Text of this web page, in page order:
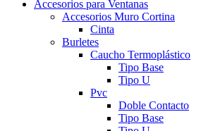
Accesorios para Ventanas
Accesorios Muro Cortina
Cinta
Burletes
Caucho Termoplástico
Tipo Base
Tipo U
Pvc
Doble Contacto
Tipo Base